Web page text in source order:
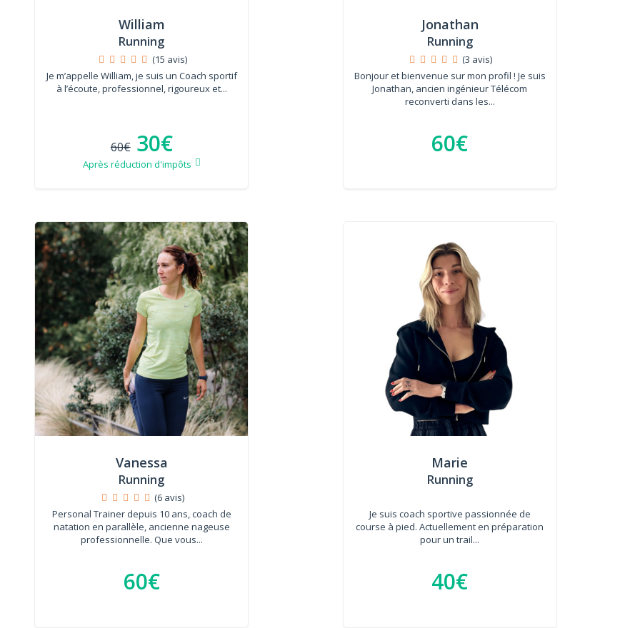
William
Running
(15 avis)
Je m’appelle William, je suis un Coach sportif
à l’écoute, professionnel, rigoureux et...
60€ 30€
Après réduction d'impôts
Jonathan
Running
(3 avis)
Bonjour et bienvenue sur mon profil ! Je suis
Jonathan, ancien ingénieur Télécom
reconverti dans les...
60€
Vanessa
Running
(6 avis)
Personal Trainer depuis 10 ans, coach de
natation en parallèle, ancienne nageuse
professionnelle. Que vous...
60€
Marie
Running
Je suis coach sportive passionnée de
course à pied. Actuellement en préparation
pour un trail...
40€